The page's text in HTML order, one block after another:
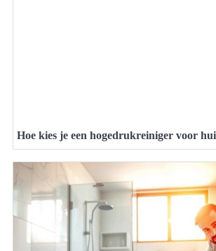
Hoe kies je een hogedrukreiniger voor